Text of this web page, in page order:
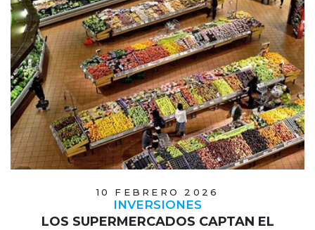
10 FEBRERO 2026
INVERSIONES
LOS SUPERMERCADOS CAPTAN EL